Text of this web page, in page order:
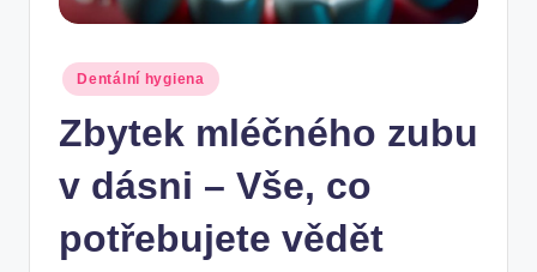
Posted
in
Dentální hygiena
Zbytek mléčného zubu
v dásni – Vše, co
potřebujete vědět